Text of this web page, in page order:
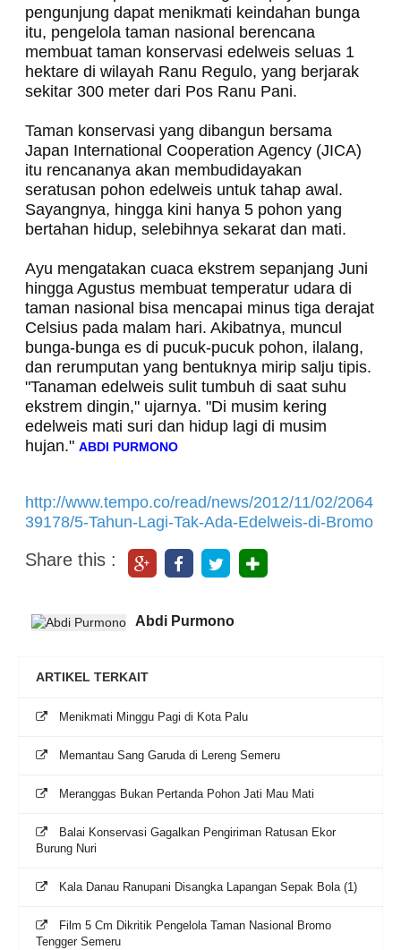
pengunjung dapat menikmati keindahan bunga
itu, pengelola taman nasional berencana
membuat taman konservasi edelweis seluas 1
hektare di wilayah Ranu Regulo, yang berjarak
sekitar 300 meter dari Pos Ranu Pani.
Taman konservasi yang dibangun bersama
Japan International Cooperation Agency (JICA)
itu rencananya akan membudidayakan
seratusan pohon edelweis untuk tahap awal.
Sayangnya, hingga kini hanya 5 pohon yang
bertahan hidup, selebihnya sekarat dan mati.
Ayu mengatakan cuaca ekstrem sepanjang Juni
hingga Agustus membuat temperatur udara di
taman nasional bisa mencapai minus tiga derajat
Celsius pada malam hari. Akibatnya, muncul
bunga-bunga es di pucuk-pucuk pohon, ilalang,
dan rerumputan yang bentuknya mirip salju tipis.
"Tanaman edelweis sulit tumbuh di saat suhu
ekstrem dingin," ujarnya. "Di musim kering
edelweis mati suri dan hidup lagi di musim
hujan." ABDI PURMONO
http://www.tempo.co/read/news/2012/11/02/2064
39178/5-Tahun-Lagi-Tak-Ada-Edelweis-di-Bromo
Share this :
Abdi Purmono
ARTIKEL TERKAIT
Menikmati Minggu Pagi di Kota Palu
Memantau Sang Garuda di Lereng Semeru
Meranggas Bukan Pertanda Pohon Jati Mau Mati
Balai Konservasi Gagalkan Pengiriman Ratusan Ekor
Burung Nuri
Kala Danau Ranupani Disangka Lapangan Sepak Bola (1)
Film 5 Cm Dikritik Pengelola Taman Nasional Bromo
Tengger Semeru